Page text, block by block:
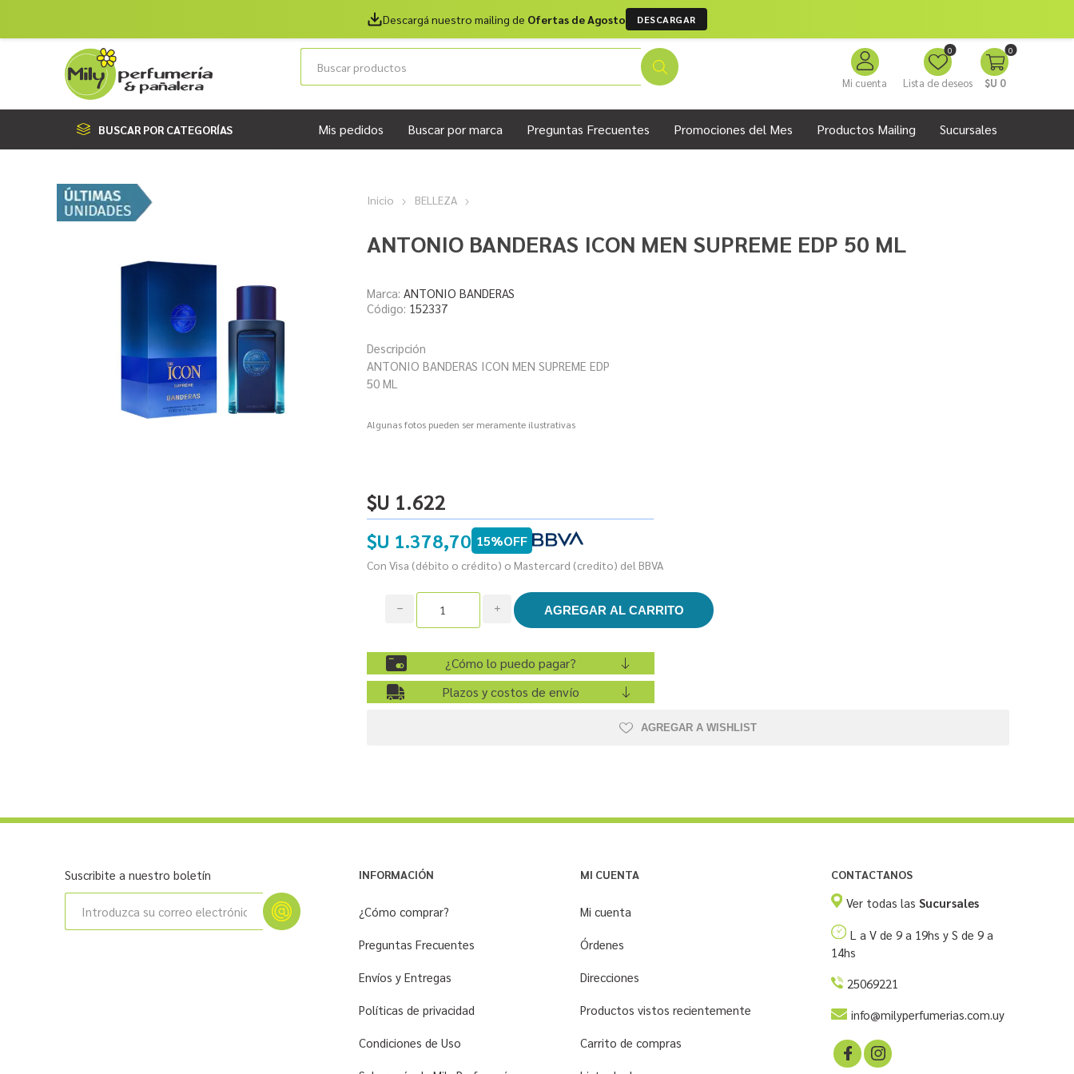
Descargá nuestro mailing de Ofertas de Agosto DESCARGAR
Mi cuenta Lista de deseos
0 0
$U 0
BUSCAR POR CATEGORÍAS Mis pedidos Buscar por marca Preguntas Frecuentes Promociones del Mes Productos Mailing Sucursales
Inicio BELLEZA
ANTONIO BANDERAS ICON MEN SUPREME EDP 50 ML
Marca: ANTONIO BANDERAS
Código: 152337
Descripción
ANTONIO BANDERAS ICON MEN SUPREME EDP
50 ML
Algunas fotos pueden ser meramente ilustrativas
$U 1.622
$U 1.378,70 15%OFF
Con Visa (débito o crédito) o Mastercard (credito) del BBVA
i
h
¿Cómo lo puedo pagar?
Plazos y costos de envío
AGREGAR A WISHLIST
Suscribite a nuestro boletín INFORMACIÓN
¿Cómo comprar?
Preguntas Frecuentes
Envíos y Entregas
Políticas de privacidad
Condiciones de Uso
MI CUENTA
Mi cuenta
Órdenes
Direcciones
Productos vistos recientemente
Carrito de compras
CONTACTANOS
Ver todas las Sucursales
L a V de 9 a 19hs y S de 9 a
14hs
25069221
info@milyperfumerias.com.uy